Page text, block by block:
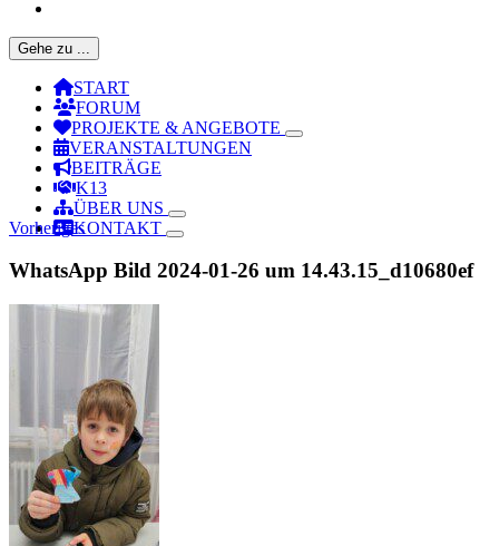
Gehe zu ...
START
FORUM
PROJEKTE & ANGEBOTE
VERANSTALTUNGEN
BEITRÄGE
K13
ÜBER UNS
KONTAKT
Vorheriges
WhatsApp Bild 2024-01-26 um 14.43.15_d10680ef